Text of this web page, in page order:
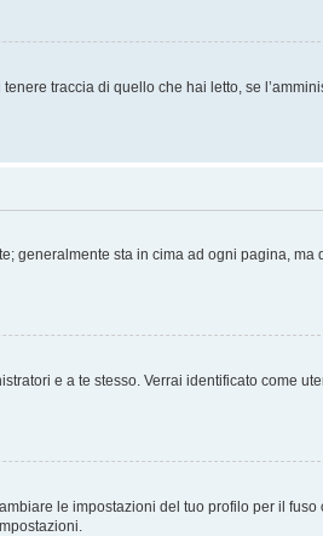
traccia di quello che hai letto, se
generalmente sta in cima ad ogni pagina, ma
e a te stesso. Verrai identificato come
le impostazioni del tuo profilo per il fuso